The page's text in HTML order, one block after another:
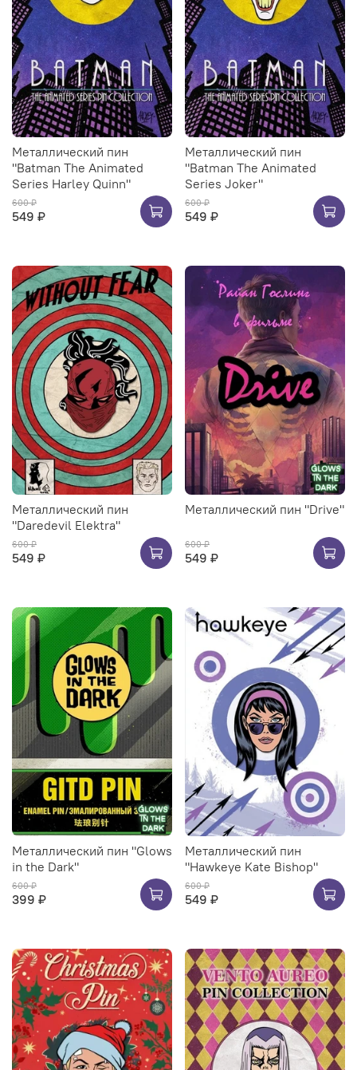
Металлический пин
"Batman The Animated
Series Harley Quinn"
600 ₽
549 ₽
Металлический пин
"Batman The Animated
Series Joker"
600 ₽
549 ₽
Металлический пин
"Daredevil Elektra"
600 ₽
549 ₽
Металлический пин "Drive"
600 ₽
549 ₽
Металлический пин "Glows
in the Dark"
600 ₽
399 ₽
Металлический пин
"Hawkeye Kate Bishop"
600 ₽
549 ₽